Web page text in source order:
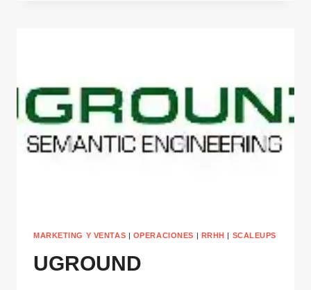
TRAVÉS
DE
UNA
CAPA
SUPERIOR
MARKETING Y VENTAS | OPERACIONES | RRHH | SCALEUPS
UGROUND